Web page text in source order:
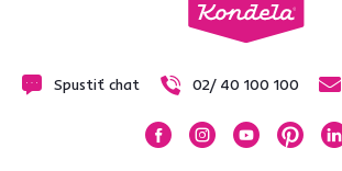
Spustiť chat 02/ 40 100 100